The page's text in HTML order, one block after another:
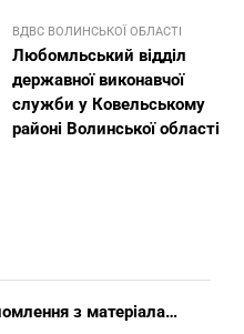
ВДВС ВОЛИНСЬКОЇ ОБЛАСТІ
Любомльський відділ
державної виконавчої
служби у Ковельському
районі Волинської області
Заява про ознайомлення з матеріалами виконавчого провадження (зразок, шаблон 2025 року)